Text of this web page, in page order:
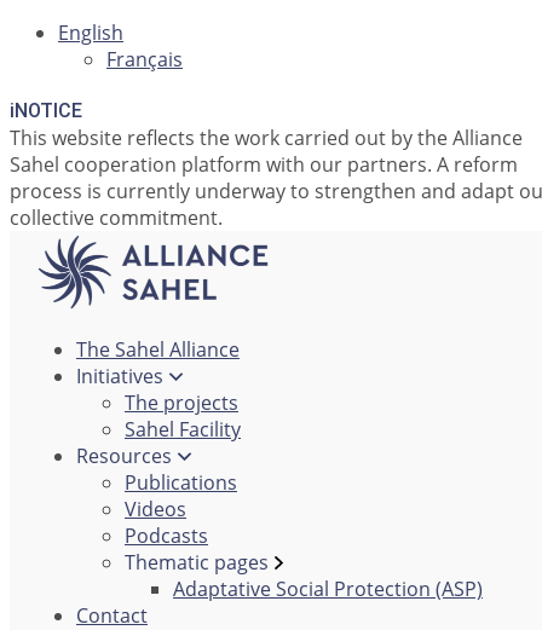
English
Français
i NOTICE
This website reflects the work carried out by the Alliance
Sahel cooperation platform with our partners. A reform
process is currently underway to strengthen and adapt
collective commitment.
The Sahel Alliance
Initiatives
The projects
Sahel Facility
Resources
Publications
Videos
Podcasts
Thematic pages
Adaptative Social Protection (ASP)
Contact